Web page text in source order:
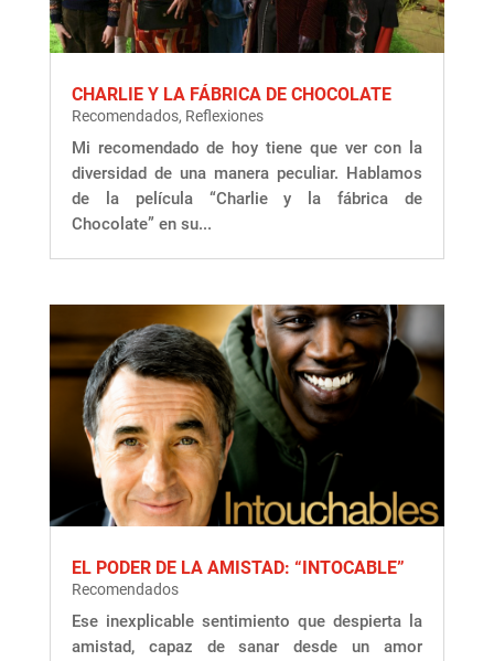
CHARLIE Y LA FÁBRICA DE CHOCOLATE
Recomendados, Reflexiones
Mi recomendado de hoy tiene que ver con la
diversidad de una manera peculiar. Hablamos
de la película “Charlie y la fábrica de
Chocolate” en su...
EL PODER DE LA AMISTAD: “INTOCABLE”
Recomendados
Ese inexplicable sentimiento que despierta la
amistad, capaz de sanar desde un amor